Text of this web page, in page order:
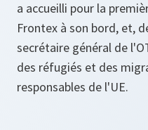
a accueilli pour la
Frontex à son bord, et,
secrétaire général de
des réfugiés et des
responsables de l'UE.